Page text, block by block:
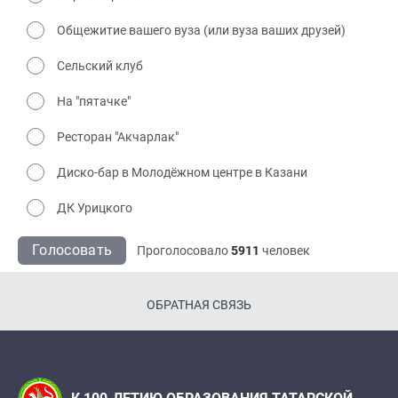
Общежитие вашего вуза (или вуза ваших друзей)
Сельский клуб
На "пятачке"
Ресторан "Акчарлак"
Диско-бар в Молодёжном центре в Казани
ДК Урицкого
Голосовать Проголосовало5911 человек
ОБРАТНАЯ СВЯЗЬ